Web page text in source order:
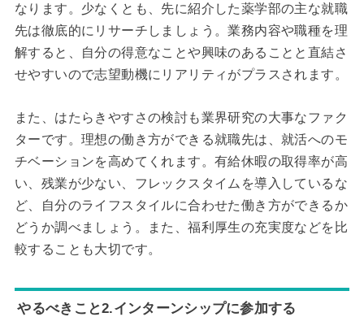
なります。少なくとも、先に紹介した薬学部の主な就職
先は徹底的にリサーチしましょう。業務内容や職種を理
解すると、自分の得意なことや興味のあることと直結さ
せやすいので志望動機にリアリティがプラスされます。
また、はたらきやすさの検討も業界研究の大事なファク
ターです。理想の働き方ができる就職先は、就活へのモ
チベーションを高めてくれます。有給休暇の取得率が高
い、残業が少ない、フレックスタイムを導入しているな
ど、自分のライフスタイルに合わせた働き方ができるか
どうか調べましょう。また、福利厚生の充実度などを比
較することも大切です。
やるべきこと2.インターンシップに参加する